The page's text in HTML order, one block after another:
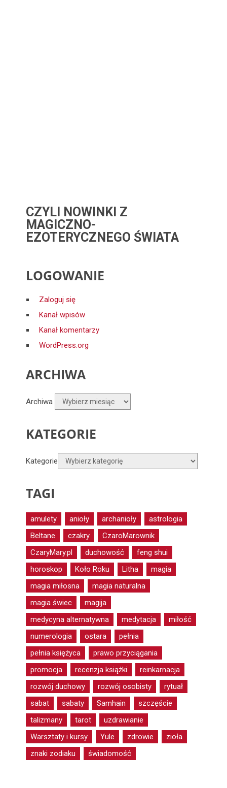
CZYLI NOWINKI Z
MAGICZNO-
EZOTERYCZNEGO ŚWIATA
LOGOWANIE
Zaloguj się
Kanał wpisów
Kanał komentarzy
WordPress.org
ARCHIWA
Archiwa
KATEGORIE
Kategorie
TAGI
amulety anioły archanioły
astrologia
Beltane
czakry
CzaroMarownik
CzaryMary.pl
duchowość
feng shui
horoskop
Koło Roku Litha
magia
magia miłosna
magia naturalna
magia świec
magija
medycyna alternatywna
medytacja
miłość
numerologia
ostara
pełnia
pełnia księżyca
prawo przyciągania
promocja
recenzja książki
reinkarnacja
rozwój duchowy
rozwój osobisty
rytuał
sabat
sabaty Samhain
szczęście
talizmany
tarot
uzdrawianie
Warsztaty i kursy
Yule zdrowie
zioła
znaki zodiaku
świadomość